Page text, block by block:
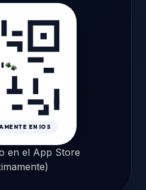
🐾
EN IOS